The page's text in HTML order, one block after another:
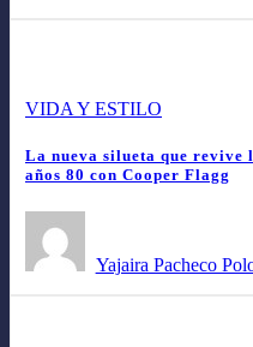
VIDA Y ESTILO
La nueva silueta que revive
años 80 con Cooper Flagg
Yajaira Pacheco